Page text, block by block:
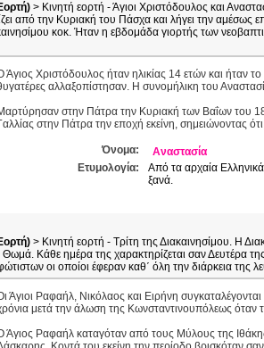
> Κινητή εορτή - Άγιοι Χριστόδουλος και
από την Κυριακή του Πάσχα και λήγει την
κοκ. Ήταν η εβδομάδα γιορτής των
Άγιος Χριστόδουλος ήταν ηλικίας 14 ετών και ήταν
αλλαξοπίστησαν. Η συνομήλικη του
στην Πάτρα την Κυριακή των Βαΐων του
στην Πάτρα την εποχή εκείνη, σημειώνοντας
Όνομα:
Αναστασία
Ετυμολογία:
Από τα αρχαία
ξανά.
> Κινητή εορτή - Τρίτη της Διακαινησίμου. Η
Κάθε ημέρα της χαρακτηρίζεται σαν Δευτέρα
οι οποίοι έφεραν καθ΄ όλη την διάρκεια της
Άγιοι Ραφαήλ, Νικόλαος και Ειρήνη
μετά την άλωση της Κωνσταντινουπόλεως
Άγιος Ραφαήλ καταγόταν από τους Μύλους της